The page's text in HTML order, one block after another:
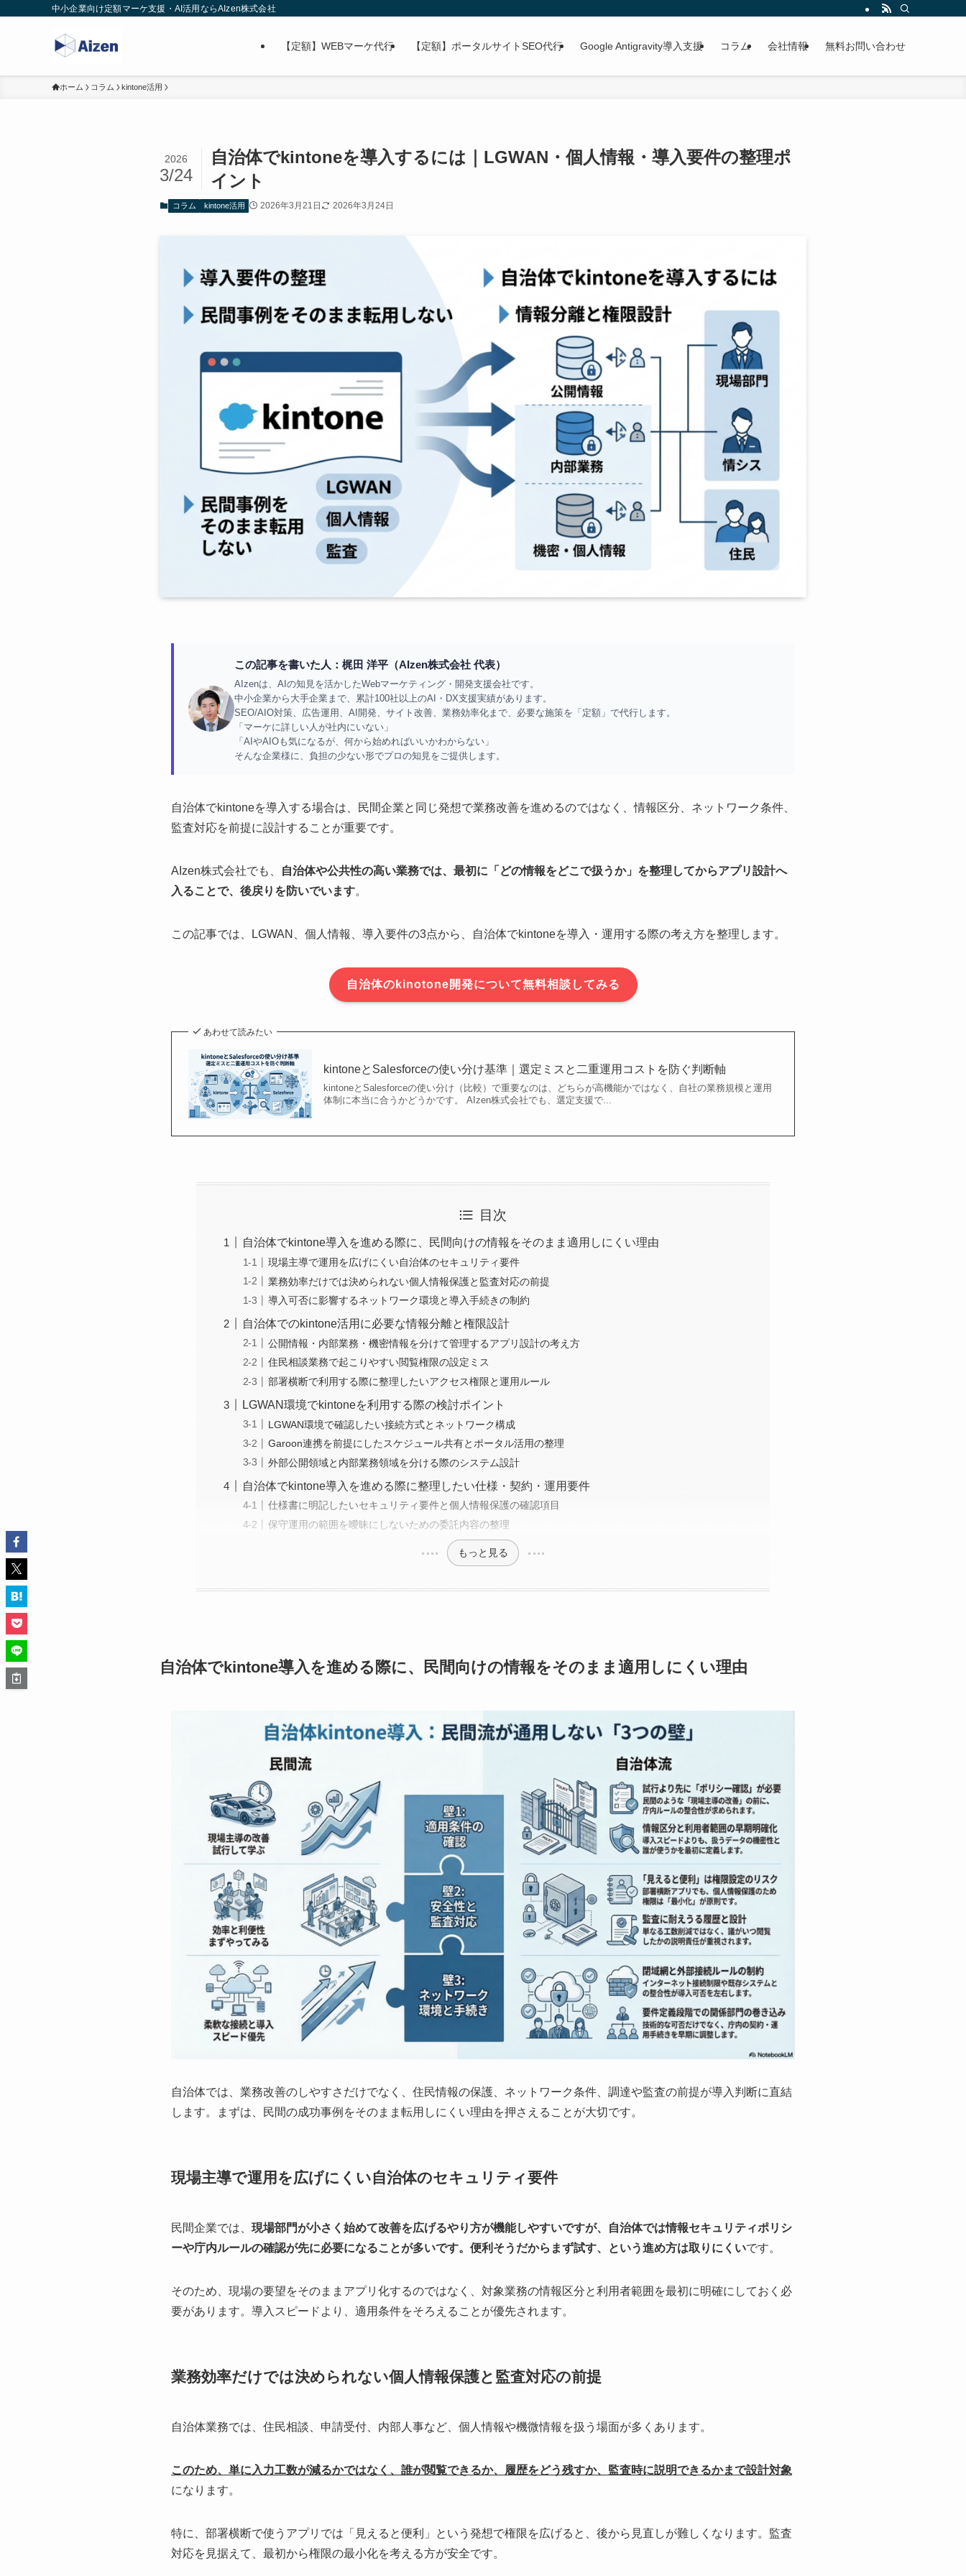
中小企業向け定額マーケ支援・AI活用ならAIzen株式会社
【定額】WEBマーケ代行 【定額】ポータルサイトSEO代行 Google Antigravity導入支援 コラム 会社情報 無料お問い合わせ
ホーム コラム kintone活用
自治体でkintoneを導入するには｜LGWAN・個人情報・導入要件の整理ポ
イント
2026
3/24
コラム kintone活用 2026年3月21日 2026年3月24日
この記事を書いた人：梶田 洋平（AIzen株式会社 代表）
AIzenは、AIの知見を活かしたWebマーケティング・開発支援会社です。
中小企業から大手企業まで、累計100社以上のAI・DX支援実績があります。
SEO/AIO対策、広告運用、AI開発、サイト改善、業務効率化まで、必要な施策を「定額」で代行します。
「マーケに詳しい人が社内にいない」
「AIやAIOも気になるが、何から始めればいいかわからない」
そんな企業様に、負担の少ない形でプロの知見をご提供します。
自治体でkintoneを導入する場合は、民間企業と同じ発想で業務改善を進めるのではなく、情報区分、ネットワーク条件、
監査対応を前提に設計することが重要です。
AIzen株式会社でも、
自治体や公共性の高い業務では、最初に「どの情報をどこで扱うか」を整理してからアプリ設計へ
入ることで、後戻りを防いでいます。
この記事では、LGWAN、個人情報、導入要件の3点から、自治体でkintoneを導入・運用する際の考え方を整理します。
自治体のkinotone開発について無料相談してみる
あわせて読みたい
kintoneとSalesforceの使い分け基準｜選定ミスと二重運用コストを防ぐ判断軸
kintoneとSalesforceの使い分け（比較）で重要なのは、どちらが高機能かではなく、自社の業務規模と運用
体制に本当に合うかどうかです。 AIzen株式会社でも、選定支援で...
目次
自治体でkintone導入を進める際に、民間向けの情報をそのまま適用しにくい理由
現場主導で運用を広げにくい自治体のセキュリティ要件
業務効率だけでは決められない個人情報保護と監査対応の前提
導入可否に影響するネットワーク環境と導入手続きの制約
自治体でのkintone活用に必要な情報分離と権限設計
公開情報・内部業務・機密情報を分けて管理するアプリ設計の考え方
住民相談業務で起こりやすい閲覧権限の設定ミス
部署横断で利用する際に整理したいアクセス権限と運用ルール
LGWAN環境でkintoneを利用する際の検討ポイント
LGWAN環境で確認したい接続方式とネットワーク構成
Garoon連携を前提にしたスケジュール共有とポータル活用の整理
外部公開領域と内部業務領域を分ける際のシステム設計
自治体でkintone導入を進める際に整理したい仕様・契約・運用要件
仕様書に明記したいセキュリティ要件と個人情報保護の確認項目
保守運用の範囲を曖昧にしないための委託内容の整理
もっと見る
自治体でkintone導入を進める際に、民間向けの情報をそのまま適用しにくい理由
自治体では、業務改善のしやすさだけでなく、住民情報の保護、ネットワーク条件、調達や監査の前提が導入判断に直結
します。まずは、民間の成功事例をそのまま転用しにくい理由を押さえることが大切です。
現場主導で運用を広げにくい自治体のセキュリティ要件
民間企業では、 現場部門が小さく始めて改善を広げるやり方が機能しやすいですが、自治体では情報セキュリティポリシ
ーや庁内ルールの確認が先に必要になることが多いです。便利そうだからまず試す、という進め方は取りにくいです。
そのため、現場の要望をそのままアプリ化するのではなく、対象業務の情報区分と利用者範囲を最初に明確にしておく必
要があります。導入スピードより、適用条件をそろえることが優先されます。
業務効率だけでは決められない個人情報保護と監査対応の前提
自治体業務では、住民相談、申請受付、内部人事など、個人情報や機微情報を扱う場面が多くあります。
このため、単に入力工数が減るかではなく、誰が閲覧できるか、履歴をどう残すか、監査時に説明できるかまで設計対象
になります。
特に、部署横断で使うアプリでは「見えると便利」という発想で権限を広げると、後から見直しが難しくなります。監査
対応を見据えて、最初から権限の最小化を考える方が安全です。